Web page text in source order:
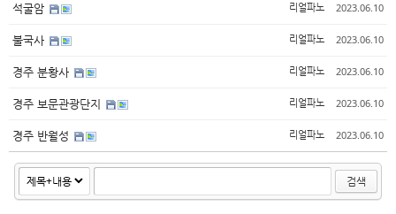
석굴암 리얼파노 2023.06.10
불국사 리얼파노 2023.06.10
경주 분황사 리얼파노 2023.06.10
경주 보문관광단지 리얼파노 2023.06.10
경주 반월성 리얼파노 2023.06.10
검색